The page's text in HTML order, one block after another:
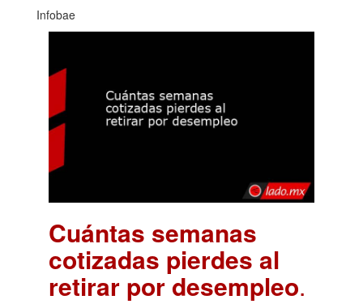
Infobae
Cuántas semanas
cotizadas pierdes al
retirar por desempleo.